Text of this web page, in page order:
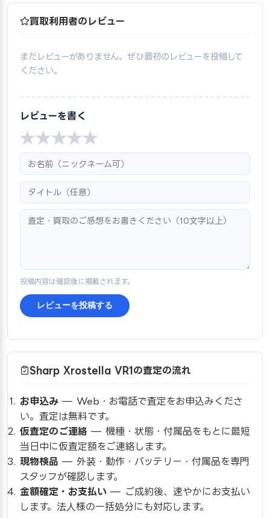
買取利用者のレビュー
まだレビューがありません。ぜひ最初のレビューを投稿して
ください。
レビューを書く
★
★
★
★
★
投稿内容は確認後に掲載されます。
レビューを投稿する
Sharp Xrostella VR1の査定の流れ
お申込み — Web・お電話で査定をお申込みくださ
い。査定は無料です。
仮査定のご連絡 — 機種・状態・付属品をもとに最短
当日中に仮査定額をご連絡します。
現物検品 — 外装・動作・バッテリー・付属品を専門
スタッフが確認します。
金額確定・お支払い — ご成約後、速やかにお支払い
します。法人様の一括処分にも対応します。